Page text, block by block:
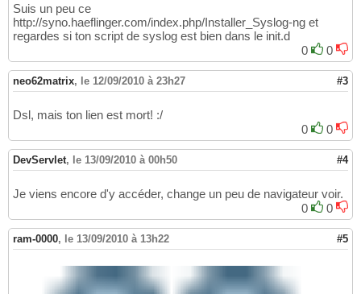
Suis un peu ce
http://syno.haeflinger.com/index.php/Installer_Syslog-ng et
regardes si ton script de syslog est bien dans le init.d
0
0
neo62matrix, le 12/09/2010 à 23h27 #3
Dsl, mais ton lien est mort! :/
0
0
DevServlet, le 13/09/2010 à 00h50 #4
Je viens encore d'y accéder, change un peu de navigateur voir.
0
0
ram-0000, le 13/09/2010 à 13h22 #5